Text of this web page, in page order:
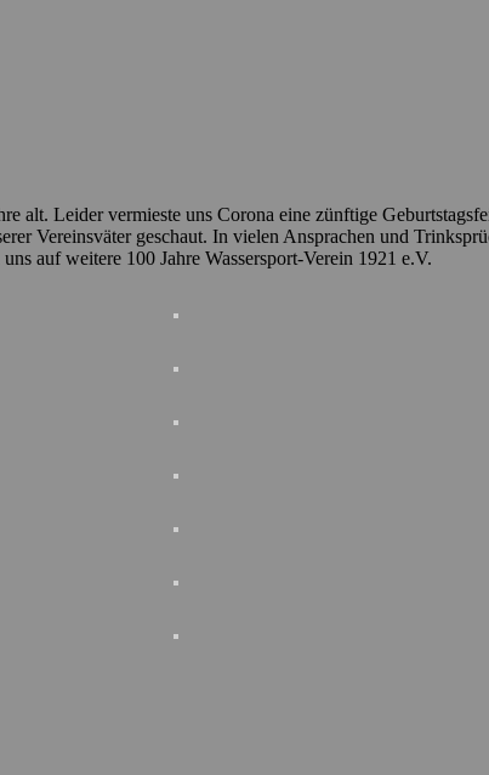
alt. Leider vermieste uns Corona eine zünftige
Vereinsväter geschaut. In vielen Ansprachen und
auf weitere 100 Jahre Wassersport-Verein 1921 e.V.